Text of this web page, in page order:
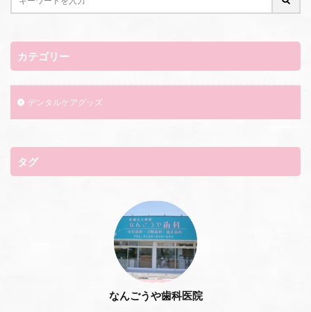
カテゴリー
デンタルケアグッズ
タグ
なんごうや歯科医院